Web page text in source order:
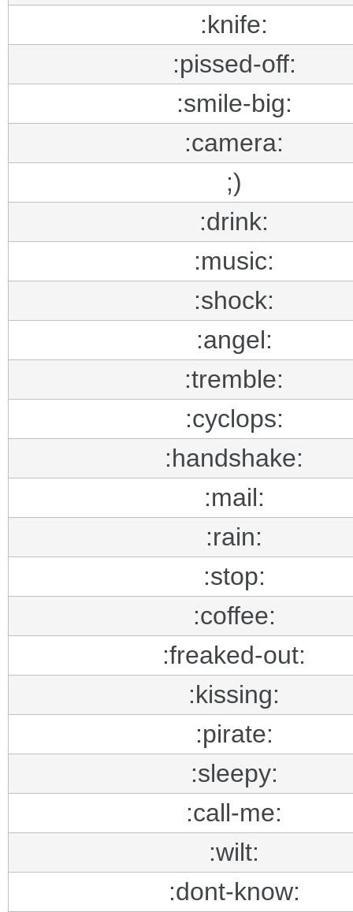
:knife:
:pissed-off:
:smile-big:
:camera:
;)
:drink:
:music:
:shock:
:angel:
:tremble:
:cyclops:
:handshake:
:mail:
:rain:
:stop:
:coffee:
:freaked-out:
:kissing:
:pirate:
:sleepy:
:call-me:
:wilt:
:dont-know: